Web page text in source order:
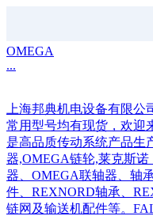
OMEGA
...
上海邦典机电设备有限
常用型号均有现货，欢
是高品质传动系统产品生
器,OMEGA链轮,莱克斯
器、OMEGA联轴器、轴
件、REXNORD轴承、
链网及输送机配件等。